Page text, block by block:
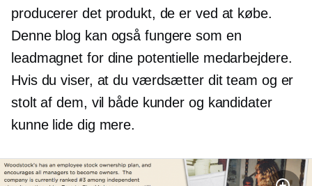
producerer det produkt, de er ved at købe.
Denne blog kan også fungere som en
leadmagnet for dine potentielle medarbejdere.
Hvis du viser, at du værdsætter dit team og er
stolt af dem, vil både kunder og kandidater
kunne lide dig mere.